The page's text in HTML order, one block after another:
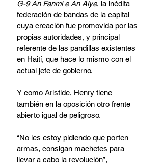
G-9 An Fanmi e An Alye, la inédita
federación de bandas de la capital
cuya creación fue promovida por las
propias autoridades, y principal
referente de las pandillas existentes
en Haití, que hace lo mismo con el
actual jefe de gobierno.
Y como Aristide, Henry tiene
también en la oposición otro frente
abierto igual de peligroso.
“No les estoy pidiendo que porten
armas, consigan machetes para
llevar a cabo la revolución”,